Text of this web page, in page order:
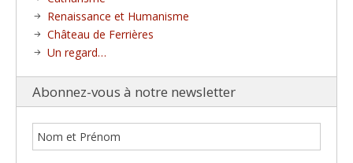
Renaissance et Humanisme
Château de Ferrières
Un regard…
Abonnez-vous à notre newsletter